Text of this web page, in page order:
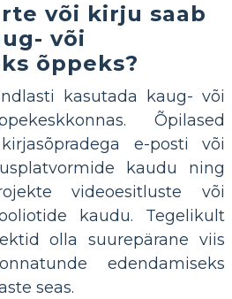
või kirju saab
või
õppeks?
kasutada kaug- või
Õpilased
e-posti või
kaudu ning
videoesitluste või
kaudu. Tegelikult
olla suurepärane viis
edendamiseks
seas.